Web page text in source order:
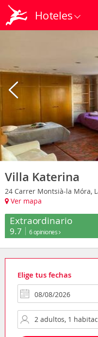
Hoteles
Villa Katerina
24 Carrer Montsià-la Móra,
Ver mapa
Extraordinario
9.7 6 opiniones
Elige tus fechas